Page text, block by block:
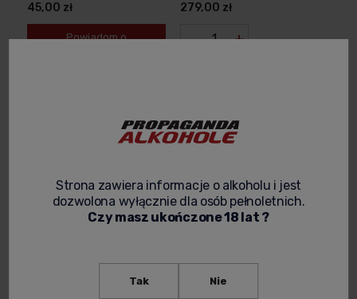
45,00 zł
Powiadom o
279,00 zł
- +
Strona zawiera informacje o alkoholu i jest
dozwolona wyłącznie dla osób pełnoletnich.
Czy masz ukończone 18 lat ?
Tak Nie